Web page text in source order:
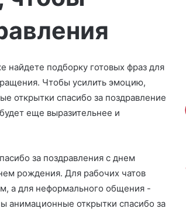
найдете подборку готовых фраз для
Чтобы усилить эмоцию,
открытки спасибо за поздравление
еще выразительнее и
за поздравления с днем
рождения. Для рабочих чатов
а для неформального общения -
анимационные открытки спасибо за